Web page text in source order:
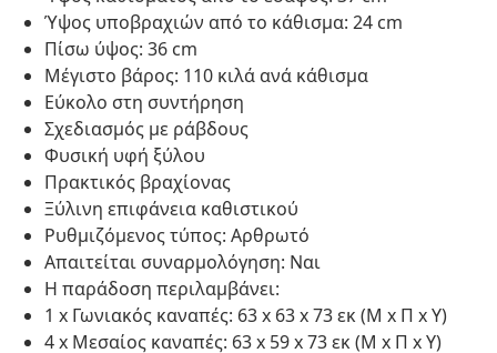
Ύψος υποβραχιών από το κάθισμα: 24 cm
Πίσω ύψος: 36 cm
Μέγιστο βάρος: 110 κιλά ανά κάθισμα
Εύκολο στη συντήρηση
Σχεδιασμός με ράβδους
Φυσική υφή ξύλου
Πρακτικός βραχίονας
Ξύλινη επιφάνεια καθιστικού
Ρυθμιζόμενος τύπος: Αρθρωτό
Απαιτείται συναρμολόγηση: Ναι
Η παράδοση περιλαμβάνει:
1 x Γωνιακός καναπές: 63 x 63 x 73 εκ (Μ x Π x Υ)
4 x Μεσαίος καναπές: 63 x 59 x 73 εκ (Μ x Π x Υ)